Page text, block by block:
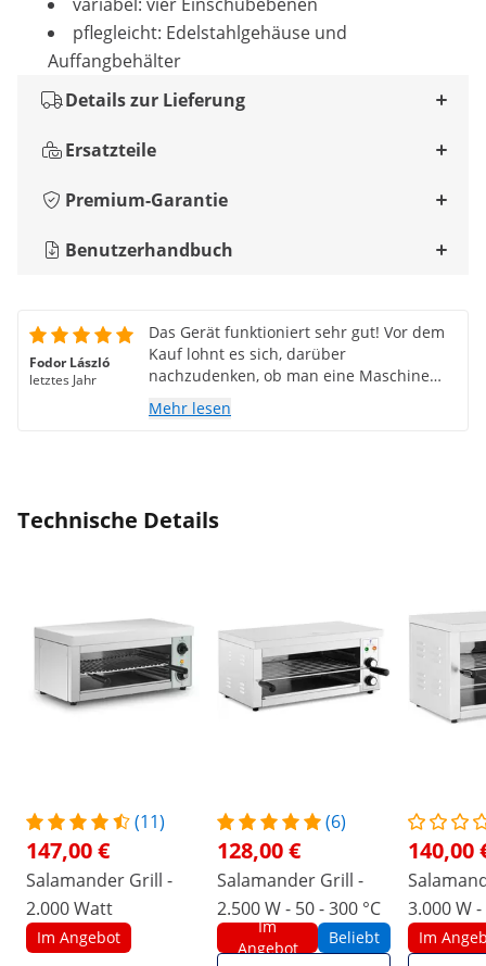
pflegleicht: Edelstahlgehäuse und
Auffangbehälter
Details zur Lieferung
Ersatzteile
Premium-Garantie
Benutzerhandbuch
Fodor László
letztes Jahr
Das Gerät funktioniert sehr gut! Vor dem
Kauf lohnt es sich, darüber
nachzudenken, ob man eine Maschine
nur mit Heizfäden von oben oder von
unten kauft; in größeren Anlagen sind
Mehr lesen
Technische Details
(11)
147,00 €
Salamander Grill -
2.000 Watt
Im Angebot
(6)
128,00 €
Salamander Grill -
2.500 W - 50 - 300 °C
Im
Angebot
Beliebt
140,00
3.000 W -
Im